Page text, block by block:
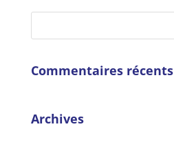
Commentaires récents
Archives